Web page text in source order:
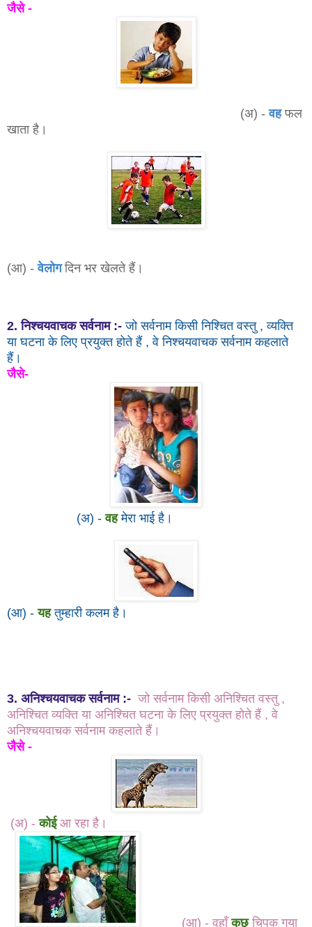
जैसे -
(अ) -वहफल
खाता है ।
(आ) -वेलोगदिन भर खेलते हैं।
2. निश्चयवाचक सर्वनाम :- जो सर्वनाम किसी निश्चित वस्तु , व्यक्ति
या घटना के लिए प्रयुक्त होते हैं , वे निश्चयवाचक सर्वनाम कहलाते
हैं।
जैसे-
(अ) -वहमेरा भाई है।
(आ) -यहतुम्हारी कलम है।
3. अनिश्चयवाचक सर्वनाम :- जो सर्वनाम किसी अनिश्चित वस्तु ,
अनिश्चित व्यक्ति या अनिश्चित घटना के लिए प्रयुक्त होते हैं , वे
अनिश्चयवाचक सर्वनाम कहलाते हैं।
जैसे -
(अ) -कोईआ रहा है।
(आ) -वहाँ कुछचिपक गया